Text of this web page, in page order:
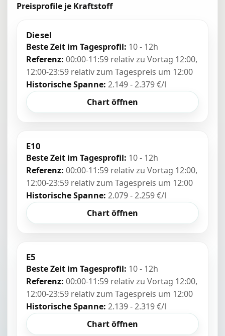
Preisprofile je Kraftstoff
Diesel
Beste Zeit im Tagesprofil: 10 - 12h
Referenz: 00:00-11:59 relativ zu Vortag 12:00,
12:00-23:59 relativ zum Tagespreis um 12:00
Historische Spanne: 2.149 - 2.379 €/l
Chart öffnen
E10
Beste Zeit im Tagesprofil: 10 - 12h
Referenz: 00:00-11:59 relativ zu Vortag 12:00,
12:00-23:59 relativ zum Tagespreis um 12:00
Historische Spanne: 2.079 - 2.259 €/l
Chart öffnen
E5
Beste Zeit im Tagesprofil: 10 - 12h
Referenz: 00:00-11:59 relativ zu Vortag 12:00,
12:00-23:59 relativ zum Tagespreis um 12:00
Historische Spanne: 2.139 - 2.319 €/l
Chart öffnen